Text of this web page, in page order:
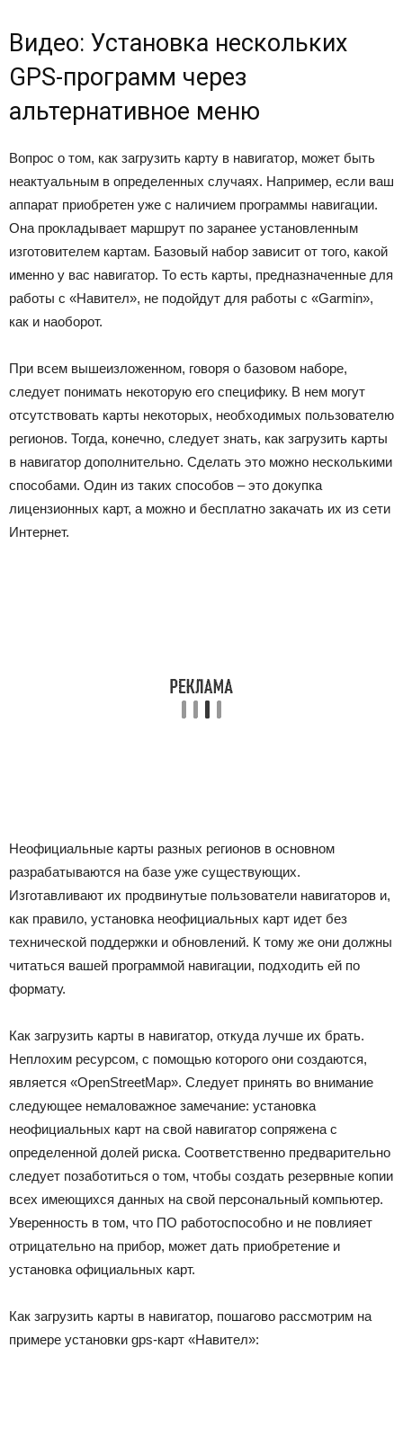
Видео: Установка нескольких
GPS-программ через
альтернативное меню
Вопрос о том, как загрузить карту в навигатор, может быть
неактуальным в определенных случаях. Например, если ваш
аппарат приобретен уже с наличием программы навигации.
Она прокладывает маршрут по заранее установленным
изготовителем картам. Базовый набор зависит от того, какой
именно у вас навигатор. То есть карты, предназначенные для
работы с «Навител», не подойдут для работы с «Garmin»,
как и наоборот.
При всем вышеизложенном, говоря о базовом наборе,
следует понимать некоторую его специфику. В нем могут
отсутствовать карты некоторых, необходимых пользователю
регионов. Тогда, конечно, следует знать, как загрузить карты
в навигатор дополнительно. Сделать это можно несколькими
способами. Один из таких способов – это докупка
лицензионных карт, а можно и бесплатно закачать их из сети
Интернет.
Неофициальные карты разных регионов в основном
разрабатываются на базе уже существующих.
Изготавливают их продвинутые пользователи навигаторов и,
как правило, установка неофициальных карт идет без
технической поддержки и обновлений. К тому же они должны
читаться вашей программой навигации, подходить ей по
формату.
Как загрузить карты в навигатор, откуда лучше их брать.
Неплохим ресурсом, с помощью которого они создаются,
является «OpenStreetMap». Следует принять во внимание
следующее немаловажное замечание: установка
неофициальных карт на свой навигатор сопряжена с
определенной долей риска. Соответственно предварительно
следует позаботиться о том, чтобы создать резервные копии
всех имеющихся данных на свой персональный компьютер.
Уверенность в том, что ПО работоспособно и не повлияет
отрицательно на прибор, может дать приобретение и
установка официальных карт.
Как загрузить карты в навигатор, пошагово рассмотрим на
примере установки gps-карт «Навител»: